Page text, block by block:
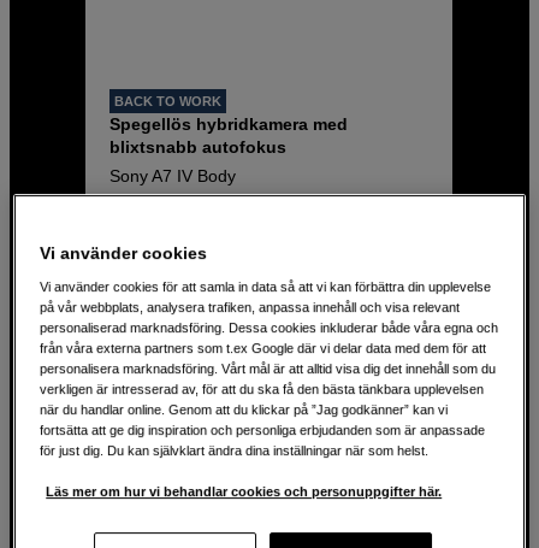
BACK TO WORK
Spegellös hybridkamera med
blixtsnabb autofokus
Sony A7 IV Body
15 stegs dynamiskt omfång
5-axlig bildstabilisering på 5,5 steg
23 790 SEK
Vi använder cookies
Vi använder cookies för att samla in data så att vi kan förbättra din upplevelse
på vår webbplats, analysera trafiken, anpassa innehåll och visa relevant
personaliserad marknadsföring. Dessa cookies inkluderar både våra egna och
från våra externa partners som t.ex Google där vi delar data med dem för att
personalisera marknadsföring. Vårt mål är att alltid visa dig det innehåll som du
verkligen är intresserad av, för att du ska få den bästa tänkbara upplevelsen
när du handlar online. Genom att du klickar på ”Jag godkänner” kan vi
fortsätta att ge dig inspiration och personliga erbjudanden som är anpassade
för just dig. Du kan självklart ändra dina inställningar när som helst.
Läs mer om hur vi behandlar cookies och personuppgifter här.